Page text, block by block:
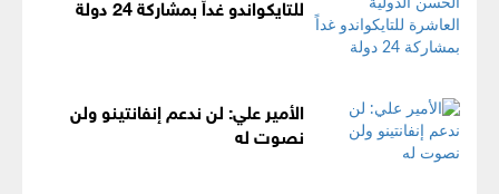
للتايكواندو غداً بمشاركة 24 دولة
الأمير علي: لن ندعم إنفانتينو ولن
نصوت له